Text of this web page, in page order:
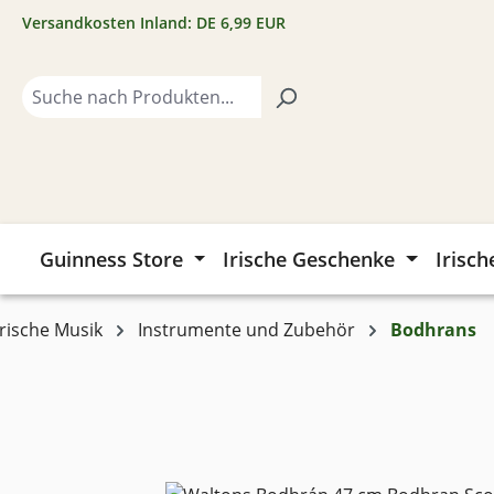
Hauptinhalt springen
Zur Suche springen
Zur Hauptnavigation springen
Versandkosten Inland: DE 6,99 EUR
Guinness Store Irische Geschenke
Musik Instrumente und Zubehör Bodhrans